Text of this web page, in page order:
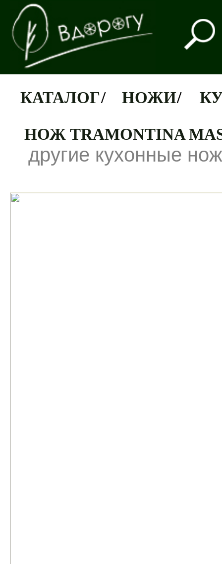
КАТАЛОГ/ НОЖИ/
НОЖ TRAMONTINA
другие кухонные